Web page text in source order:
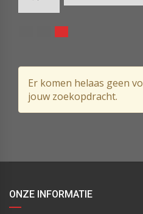
Er komen helaas geen
jouw zoekopdracht.
ONZE INFORMATIE